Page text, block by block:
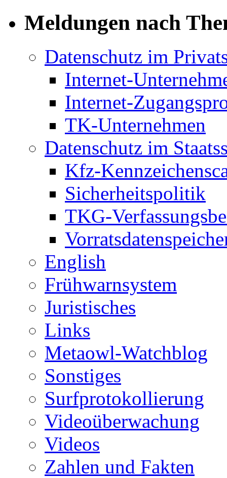
Meldungen nach
Datenschutz im
Internet-
Internet-
TK-Unternehmen
Datenschutz im
Kfz-
Sicherheitspolitik
TKG-
English
Frühwarnsystem
Juristisches
Links
Metaowl-Watchblog
Sonstiges
Surfprotokollierung
Videoüberwachung
Videos
Zahlen und Fakten